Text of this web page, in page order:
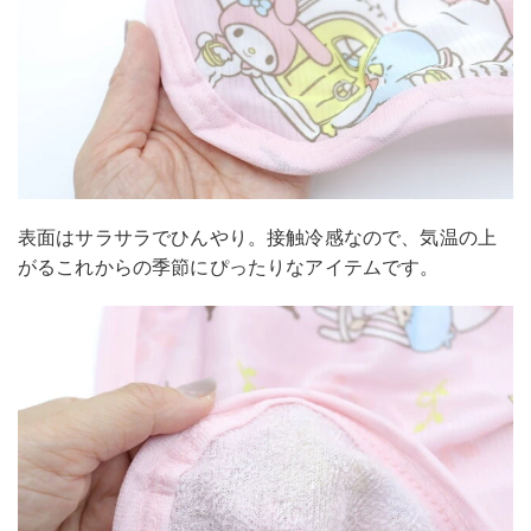
表面はサラサラでひんやり。接触冷感なので、気温の上
がるこれからの季節にぴったりなアイテムです。